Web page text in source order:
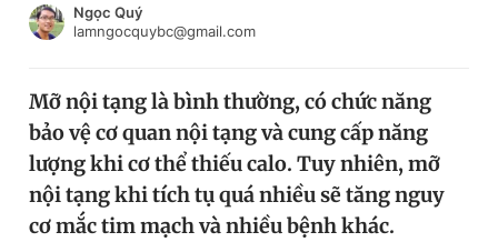
Chào ngày mới
Video Magazine
Sản phẩm khác
Đăng xuất
Ngọc Quý
lamngocquybc@gmail.com
Mỡ nội tạng là bình thường, có chức năng
bảo vệ cơ quan nội tạng và cung cấp năng
lượng khi cơ thể thiếu calo. Tuy nhiên, mỡ
nội tạng khi tích tụ quá nhiều sẽ tăng nguy
cơ mắc tim mạch và nhiều bệnh khác.